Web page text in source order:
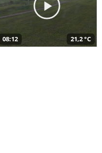
08:12 21,2 °C